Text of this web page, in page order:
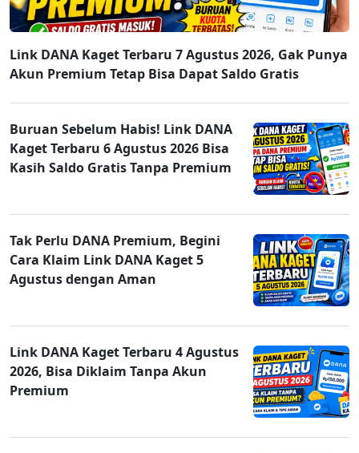
Link DANA Kaget Terbaru 7 Agustus 2026, Gak Punya
Akun Premium Tetap Bisa Dapat Saldo Gratis
Buruan Sebelum Habis! Link DANA
Kaget Terbaru 6 Agustus 2026 Bisa
Kasih Saldo Gratis Tanpa Premium
Tak Perlu DANA Premium, Begini
Cara Klaim Link DANA Kaget 5
Agustus dengan Aman
Link DANA Kaget Terbaru 4 Agustus
2026, Bisa Diklaim Tanpa Akun
Premium